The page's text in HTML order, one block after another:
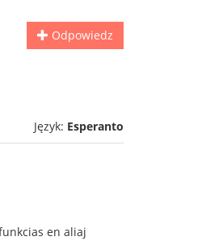
Odpowiedz
Język: Esperanto
en aliaj